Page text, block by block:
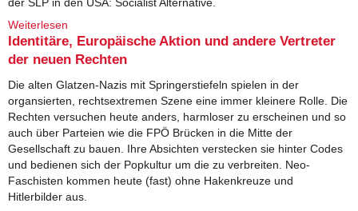
Weiterlesen
Reisebericht aus den USA
Identitäre, Europäische Aktion und andere Vertreter
der neuen Rechten
Die alten Glatzen-Nazis mit Springerstiefeln spielen in der
organsierten, rechtsextremen Szene eine immer kleinere Rolle. Die
Rechten versuchen heute anders, harmloser zu erscheinen und so
auch über Parteien wie die FPÖ Brücken in die Mitte der
Gesellschaft zu bauen. Ihre Absichten verstecken sie hinter Codes
und bedienen sich der Popkultur um die zu verbreiten. Neo-
Faschisten kommen heute (fast) ohne Hakenkreuze und
Hitlerbilder aus.